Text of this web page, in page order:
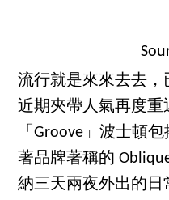
流行就是來來去去，
近期夾帶人氣再度重
「Groove」波士頓
著品牌著稱的
納三天兩夜外出的